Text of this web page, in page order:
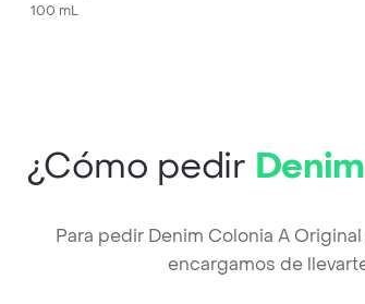
100 mL
¿Cómo pedir
Para pedir Denim Colonia A
encargamos de